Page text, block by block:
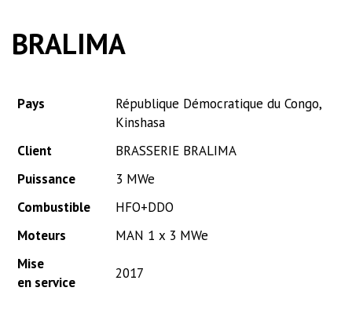
BRALIMA
Pays
République Démocratique du Congo,
Kinshasa
Client
BRASSERIE BRALIMA
Puissance
3 MWe
Combustible
HFO+DDO
Moteurs
MAN 1 x 3 MWe
Mise
en service
2017